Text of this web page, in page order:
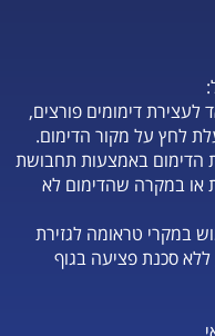
לעצירת דימומים פורצים,
לחץ על מקור הדימום.
הדימום באמצעות תחבושת
או במקרה שהדימום לא
במקרי טראומה לגזירת
סכנת פציעה בגוף